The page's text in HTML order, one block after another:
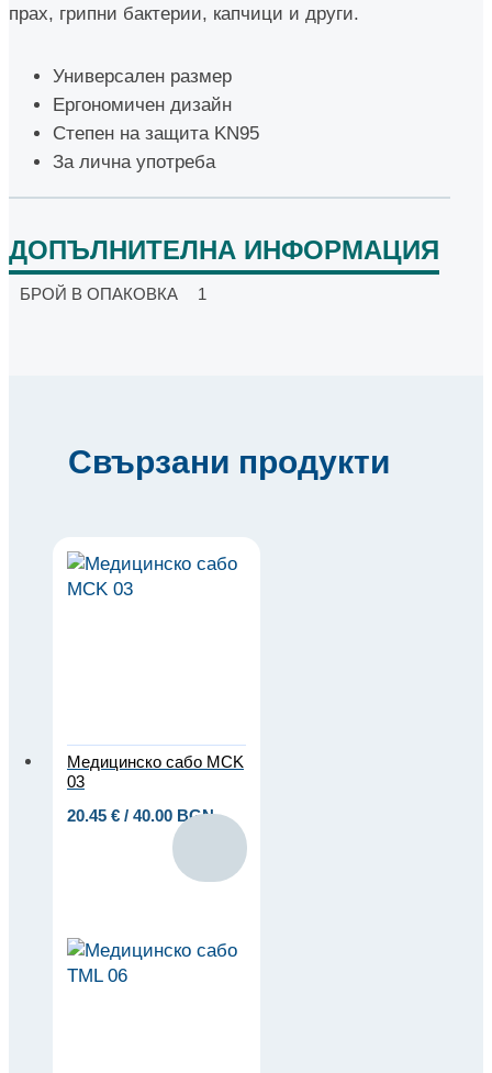
прах, грипни бактерии, капчици и други.
Универсален размер
Ергономичен дизайн
Степен на защита KN95
За лична употреба
ДОПЪЛНИТЕЛНА ИНФОРМАЦИЯ
БРОЙ В ОПАКОВКА 1
Свързани продукти
Медицинско сабо MCK
03
20.45 € / 40.00 BGN